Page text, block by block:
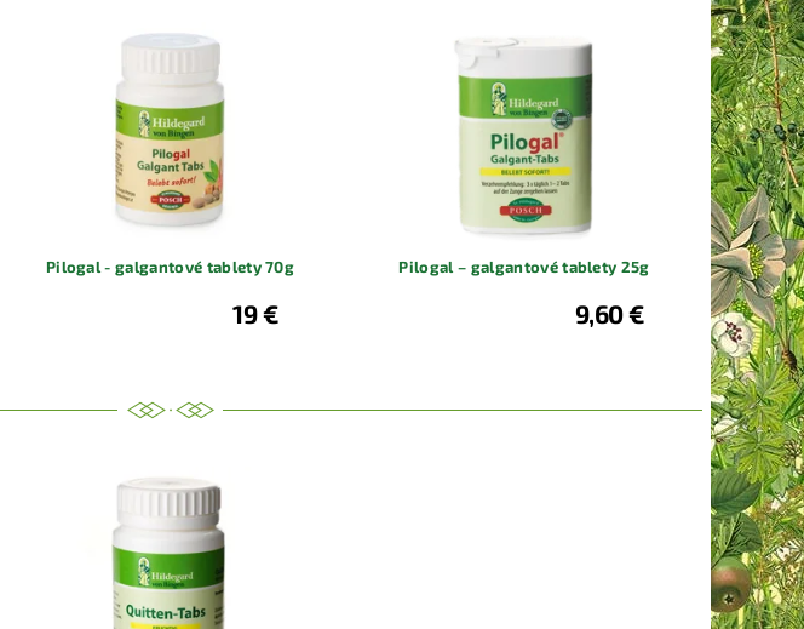
Pilogal - galgantové tablety 70g
19 €
Pilogal – galgantové tablety 25g
9,60 €